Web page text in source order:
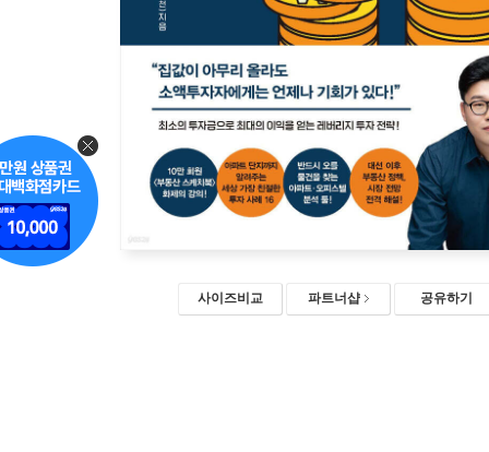
사이즈비교 파트너샵 공유하기